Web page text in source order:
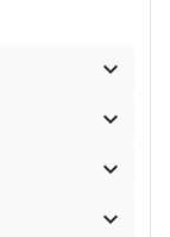



